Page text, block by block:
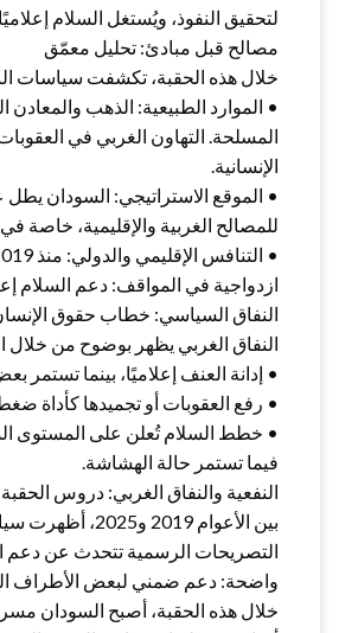
لتحقيق النفوذ، ويُستغل السلام
مصالح قبل مبادئ: تحليل معمّق
خلال هذه الحقبة، تكشفت سياسات
• الموارد الطبيعية: الذهب والمعادن
المسلحة. التهاون الغربي في
الإنسانية.
• الموقع الاستراتيجي: السودان
للمصالح الغربية والإقليمية، خاصة
ازدواجية في المواقف: دعم السلام
النفاق السياسي: خطاب حقوق
النفاق الغربي يظهر بوضوح من خلال
• إدانة العنف إعلاميًا، بينما
• رفع العقوبات أو تجميدها كأداة
• خطط السلام تُعلن على المستوى
فيما تستمر حالة الهشاشة.
النفعية والنفاق الغربي: دروس الحقبة
بين الأعوام
التصريحات الرسمية تتحدث عن دعم
واضحة: دعم ضمني لبعض الأطراف
خلال هذه الحقبة، أصبح السودان